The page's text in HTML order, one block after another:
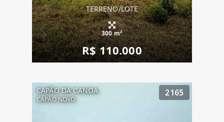
TERRENO/LOTE
300 m²
R$ 110.000
CAPÃO DA CANOA
CAPÃO NOVO
2165